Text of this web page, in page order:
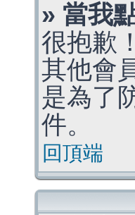
» 當我
很抱歉
其他會
是為了
件。
回頂端